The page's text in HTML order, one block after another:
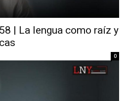
| La lengua como raíz y
0